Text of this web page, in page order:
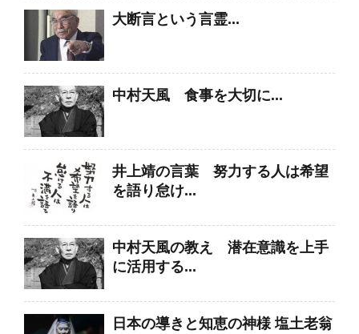
大断言という言霊...
中村天風 食事を大切に...
井上靖の言葉 努力する人は希望
を語り怠け...
中村天風の教え 潜在意識を上手
に活用する...
日本の導きと知恵の神様 塩土老翁